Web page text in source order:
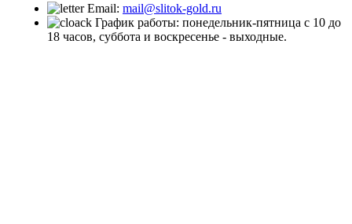
Email: mail@slitok-gold.ru
График работы: понедельник-пятница с 10 до
18 часов, суббота и воскресенье - выходные.